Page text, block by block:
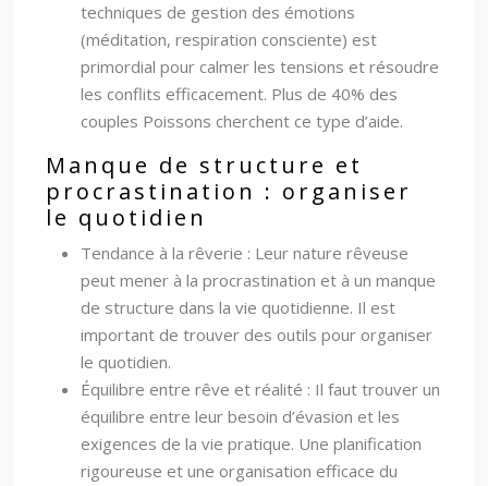
techniques de gestion des émotions
(méditation, respiration consciente) est
primordial pour calmer les tensions et résoudre
les conflits efficacement. Plus de 40% des
couples Poissons cherchent ce type d’aide.
Manque de structure et
procrastination : organiser
le quotidien
Tendance à la rêverie : Leur nature rêveuse
peut mener à la procrastination et à un manque
de structure dans la vie quotidienne. Il est
important de trouver des outils pour organiser
le quotidien.
Équilibre entre rêve et réalité : Il faut trouver un
équilibre entre leur besoin d’évasion et les
exigences de la vie pratique. Une planification
rigoureuse et une organisation efficace du